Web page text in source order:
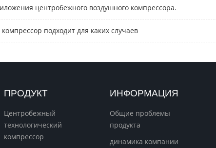
центробежного воздушного компрессора.
подходит для каких случаев
ПРОДУКТ
Центробежный
технологический
компрессор
ИНФОРМАЦИЯ
Общие проблемы
продукта
динамика компании